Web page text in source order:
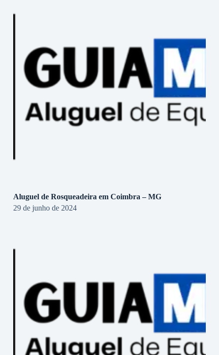
Aluguel de Rosqueadeira em Coimbra – MG
29 de junho de 2024